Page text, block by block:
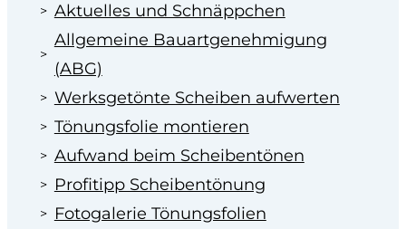
Aktuelles und Schnäppchen
Allgemeine Bauartgenehmigung
(ABG)
Werksgetönte Scheiben aufwerten
Tönungsfolie montieren
Aufwand beim Scheibentönen
Profitipp Scheibentönung
Fotogalerie Tönungsfolien